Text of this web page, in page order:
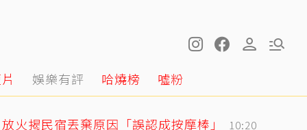
娛樂有評 哈燒榜 噓粉
火揭民宿丟棄原因「誤認成按摩棒」 10:20